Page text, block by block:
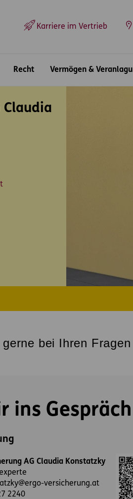
Karriere im Vertrieb
Recht Vermögen &
Claudia
bei Ihren
ins Gespräch
AG Claudia Konstatzky
versicherung.at
2240